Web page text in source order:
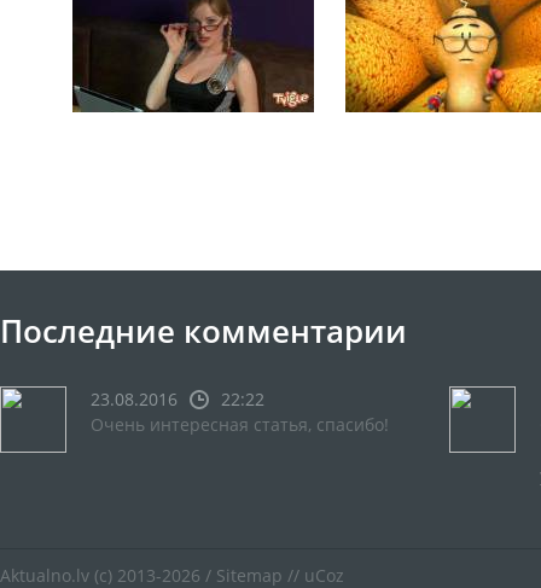
Последние комментарии
23.08.2016
22:22
Очень интересная статья, спасибо!
Aktualno.lv (c) 2013-2026 / Sitemap // uCoz